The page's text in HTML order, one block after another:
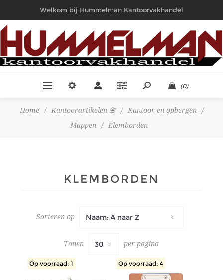
Welkom bij Hummelman Kantoorvakhandel
(0)
Home / Kantoorartikelen 📇 / Kantoor en opbergen
/
Mappen
/ Klemborden
KLEMBORDEN
Sorteren op
Tonen per pagina
Op voorraad: 1 Op voorraad: 4